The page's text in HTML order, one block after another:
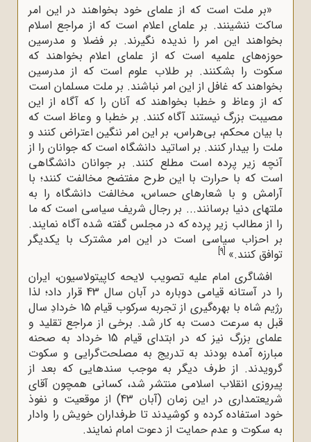
«بر ملت است که از علماى خود بخواهند در این امر
ساکت ننشینند. بر علماى اعلام است که از مراجع اسلام
بخواهند این امر را ندیده نگیرند. بر فضلا و مدرسین
حوزه‌هاى علمیه است که از علماى اعلام بخواهند که
سکوت را بشکنند. بر طلاب علوم است که از مدرسین
بخواهند که غافل از این امر نباشند. بر ملت مسلمان است
که از وعاظ و خطبا بخواهند که آنان را که آگاه از این
مصیبت بزرگ نیستند آگاه کنند. بر خطبا و وعاظ است که
با بیان محکم، بى‌هراس، بر این امر ننگین اعتراض کنند و
ملت را بیدار کنند. بر اساتید دانشگاه است که جوانان را از
آنچه زیر پرده است مطلع کنند. بر جوانان دانشگاهى
است که با حرارت با این طرح مفتضح مخالفت کنند؛ با
آرامش و با شعارهاى حساس، مخالفت دانشگاه را به
ملتهاى دنیا برسانند... بر رجال شریف سیاسى است که ما
را از مطالب زیر پرده که در مجلس گفته شده آگاه نمایند.
بر احزاب سیاسى است در این امر مشترک با یکدیگر
توافق کنند.» [9]
افشاگرى امام علیه تصویب لایحه کاپیتولاسیون، ایران
را در آستانه قیامى دوباره در آبان سال 43 قرار داد؛ لذا
رژیم شاه با بهره‌گیرى از تجربه سرکوب قیام 15 خردادِ سال
قبل به سرعت دست به کار شد. برخى از مراجع تقلید و
علماى بزرگ نیز که در ابتداى قیام 15 خرداد به صحنه
مبارزه آمده بودند به تدریج به مصلحت‌گرایى و سکوت
گرویدند. از طرف دیگر به موجب سندهایى که بعد از
پیروزى انقلاب اسلامى منتشر شد، کسانى همچون آقاى
شریعتمدارى در این زمان (آبان 43) از موقعیت و نفوذ
خود استفاده کرده و کوشیدند تا طرفداران خویش را وادار
به سکوت و عدم حمایت از دعوت امام نمایند.